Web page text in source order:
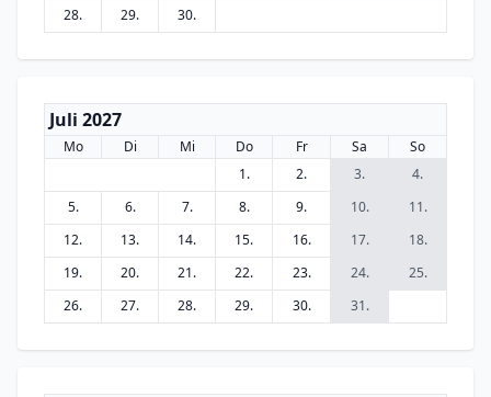
28.
29. 30.
Juli 2027
Mo Di Mi Do Fr Sa
So
1.
2. 3.
4.
5.
6. 7. 8. 9. 10.
11.
12.
13. 14. 15. 16. 17.
18.
19.
20. 21. 22. 23. 24.
25.
26.
27. 28. 29. 30. 31.